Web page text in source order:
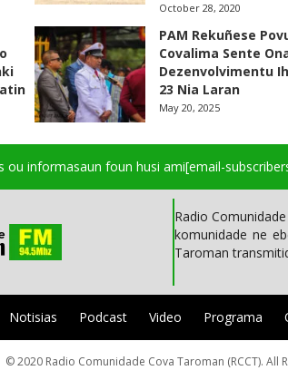
October 28, 2020
PAM Rekuñese
Covalima Sente
Dezenvolvimentu
23 Nia Laran
May 20, 2025
ou informasaun foun husi ami[email-
Radio
komunidade ne
Taroman
Notisias Podcast Video Programa
© 2020 Radio Comunidade Cova Taroman (RCCT). All